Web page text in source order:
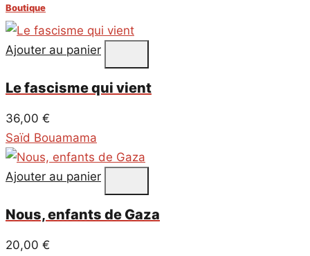
Boutique
Ajouter au panier
Le fascisme qui vient
36,00 €
Saïd Bouamama
Ajouter au panier
Nous, enfants de Gaza
20,00 €